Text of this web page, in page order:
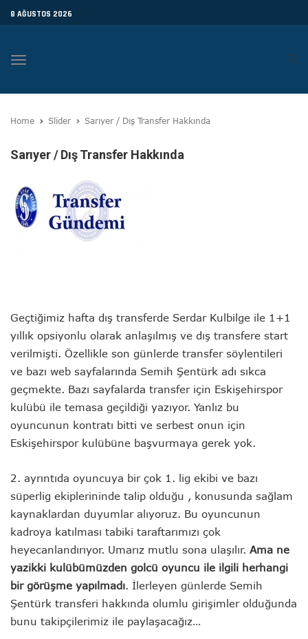
8 AĞUSTOS 2026
Toggle
Home Slider Sarıyer / Dış Transfer Hakkında
Sarıyer / Dış Transfer Hakkında
Geçtiğimiz hafta dış transferde Serdar Kulbilge ile 1+1
yıllık opsiyonlu olarak anlaşılmış ve dış transfere start
verilmişti. Özellikle son günlerde transfer söylentileri
ve bazı web sayfalarında Semih Şentürk adı sıkca
geçmekte. Bazı sayfalarda transfer için Eskişehirspor
kulübü ile temasa geçildiği yazıyor. Yanlız bu
oyuncunun kontratı bitti ve serbest onun için
Eskişehirspor kulübüne başvurmaya gerek yok.
2. ayrıntıda oyuncuya bir çok 1. lig ekibi ve bazı
süperlig ekiplerininde talip olduğu , konusunda sağlam
kaynaklardan duyumlar alıyoruz. Bu oyuncunun
kadroya katılması tabiki taraftarımızı çok
heyecanlandırıyor. Umarız mutlu sona ulaşılır. Ama ne
yazikki kulübümüzden golcü oyuncu ile ilgili herhangi
bir görüşme yapılmadı. İlerleyen günlerde Semih
Şentürk transferi hakkında olumlu girişimler olduğunda
bunu takipçilerimiz ile paylaşacağız…